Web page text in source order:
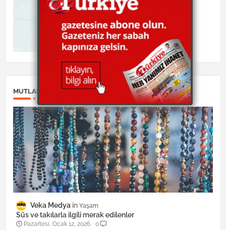
MUTLAKA OKUYUN:
Veka Medya Yaşam
Süs ve takılarla ilgili merak edilenler
Pazartesi, Ocak 12, 2026 0